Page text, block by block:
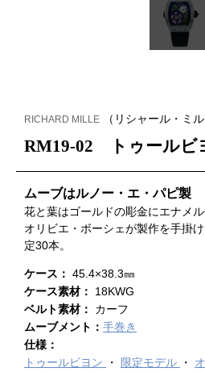
RICHARD MILLE （リシャール・ミル
RM19-02 トゥールビ
ムーブはルノー・エ・パピ製
花と葉はゴールドの彫金にエナメ
オリビエ・ボーシェが製作を手掛
定30本。
ケース： 45.4×38.3㎜
ケース素材： 18KWG
ベルト素材： カーフ
ムーブメント： 手巻き
仕様：
トゥールビヨン
限定モデル